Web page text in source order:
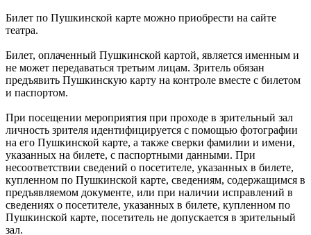
Билет по Пушкинской карте можно приобрести на сайте
театра.
Билет, оплаченный Пушкинской картой, является именным и
не может передаваться третьим лицам. Зритель обязан
предъявить Пушкинскую карту на контроле вместе с билетом
и паспортом.
При посещении мероприятия при проходе в зрительный зал
личность зрителя идентифицируется с помощью фотографии
на его Пушкинской карте, а также сверки фамилии и имени,
указанных на билете, с паспортными данными. При
несоответствии сведений о посетителе, указанных в билете,
купленном по Пушкинской карте, сведениям, содержащимся в
предъявляемом документе, или при наличии исправлений в
сведениях о посетителе, указанных в билете, купленном по
Пушкинской карте, посетитель не допускается в зрительный
зал.